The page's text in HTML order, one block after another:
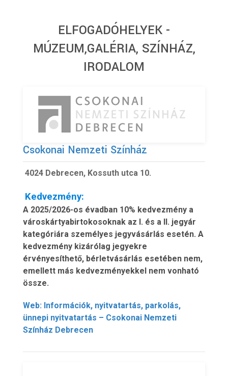
ELFOGADÓHELYEK -
MÚZEUM,GALÉRIA, SZÍNHÁZ,
IRODALOM
Csokonai Nemzeti Színház
4024 Debrecen, Kossuth utca 10.
Kedvezmény:
A 2025/2026-os évadban 10% kedvezmény a
városkártyabirtokosoknak az I. és a II. jegyár
kategóriára személyes jegyvásárlás esetén. A
kedvezmény kizárólag jegyekre
érvényesíthető, bérletvásárlás esetében nem,
emellett más kedvezményekkel nem vonható
össze.
Web: Információk, nyitvatartás, parkolás,
ünnepi nyitvatartás – Csokonai Nemzeti
Színház Debrecen